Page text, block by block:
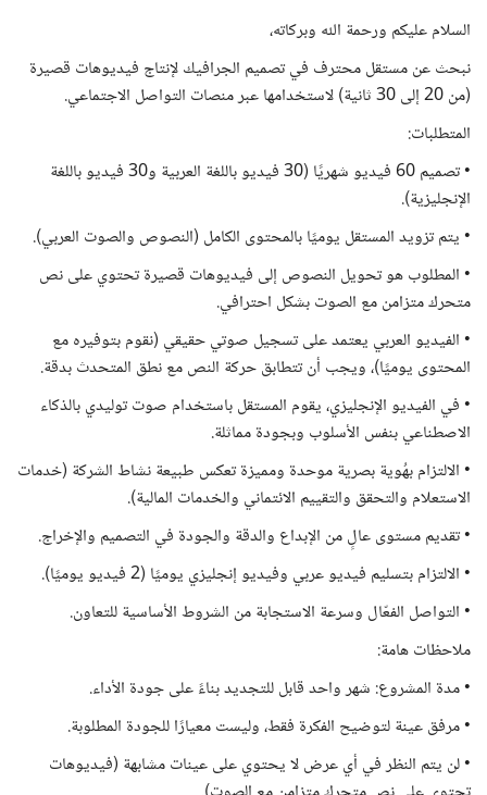
السلام عليكم ورحمة الله وبركاته،
نبحث عن مستقل محترف في تصميم الجرافيك لإنتاج فيديوهات قصيرة
(من 20 إلى 30 ثانية) لاستخدامها عبر منصات التواصل الاجتماعي.
المتطلبات:
• تصميم 60 فيديو شهريًا (30 فيديو باللغة العربية و30 فيديو باللغة
الإنجليزية).
• يتم تزويد المستقل يوميًا بالمحتوى الكامل (النصوص والصوت العربي).
• المطلوب هو تحويل النصوص إلى فيديوهات قصيرة تحتوي على نص
متحرك متزامن مع الصوت بشكل احترافي.
• الفيديو العربي يعتمد على تسجيل صوتي حقيقي (نقوم بتوفيره مع
المحتوى يوميًا)، ويجب أن تتطابق حركة النص مع نطق المتحدث بدقة.
• في الفيديو الإنجليزي، يقوم المستقل باستخدام صوت توليدي بالذكاء
الاصطناعي بنفس الأسلوب وبجودة مماثلة.
• الالتزام بهُوية بصرية موحدة ومميزة تعكس طبيعة نشاط الشركة (خدمات
الاستعلام والتحقق والتقييم الائتماني والخدمات المالية).
• تقديم مستوى عالٍ من الإبداع والدقة والجودة في التصميم والإخراج.
• الالتزام بتسليم فيديو عربي وفيديو إنجليزي يوميًا (2 فيديو يوميًا).
• التواصل الفعّال وسرعة الاستجابة من الشروط الأساسية للتعاون.
ملاحظات هامة:
• مدة المشروع: شهر واحد قابل للتجديد بناءً على جودة الأداء.
• مرفق عينة لتوضيح الفكرة فقط، وليست معيارًا للجودة المطلوبة.
• لن يتم النظر في أي عرض لا يحتوي على عينات مشابهة (فيديوهات